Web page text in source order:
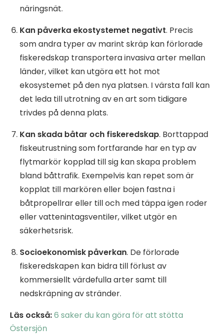
näringsnät.
Kan påverka ekostystemet negativt. Precis
som andra typer av marint skräp kan förlorade
fiskeredskap transportera invasiva arter mellan
länder, vilket kan utgöra ett hot mot
ekosystemet på den nya platsen. I värsta fall kan
det leda till utrotning av en art som tidigare
trivdes på denna plats.
Kan skada båtar och fiskeredskap. Borttappad
fiskeutrustning som fortfarande har en typ av
flytmarkör kopplad till sig kan skapa problem
bland båttrafik. Exempelvis kan repet som är
kopplat till markören eller bojen fastna i
båtpropellrar eller till och med täppa igen roder
eller vattenintagsventiler, vilket utgör en
säkerhetsrisk.
Socioekonomisk påverkan. De förlorade
fiskeredskapen kan bidra till förlust av
kommersiellt värdefulla arter samt till
nedskräpning av stränder.
Läs också:6 saker du kan göra för att stötta
Östersjön